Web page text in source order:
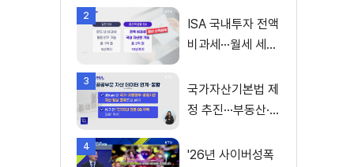
2
ISA 국내투자 전액
비과세···월세 세액
3
국가자산기본법 제
정 추진···부동산·주
4
'26년 사이버성폭